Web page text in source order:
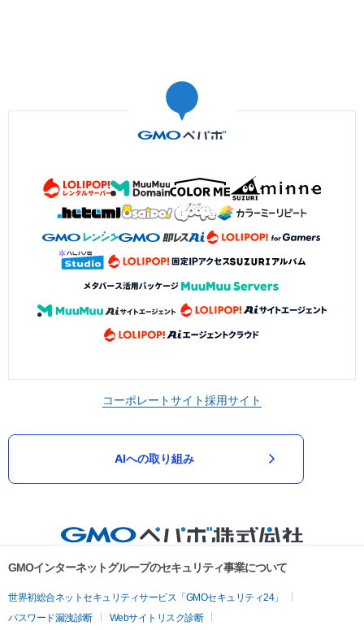
コーポレートサイト採用サイト
AIへの取り組み
GMOインターネットグループのセキュリティ事業について
世界初総合ネットセキュリティサービス「GMOセキュリティ24」
パスワード漏洩診断
Webサイトリスク診断